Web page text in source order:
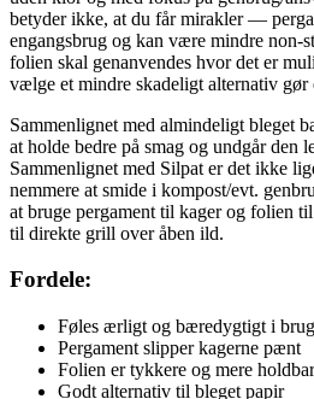
betyder ikke, at du får mirakler —
engangsbrug og kan være mindre non-
folien skal genanvendes hvor det er
vælge et mindre skadeligt alternativ gør
Sammenlignet med almindeligt bleget
at holde bedre på smag og undgår den
Sammenlignet med Silpat er det ikke
nemmere at smide i kompost/evt.
at bruge pergament til kager og folien
til direkte grill over åben ild.
Fordele:
Føles ærligt og bæredygtigt i brug
Pergament slipper kagerne pænt
Folien er tykkere og mere
Godt alternativ til bleget papir